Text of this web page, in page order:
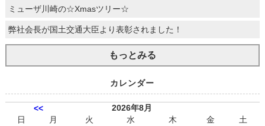
ミューザ川崎の☆Xmasツリー☆
弊社会長が国土交通大臣より表彰されました！
もっとみる
カレンダー
<<
2026年8月
日
月 火 水 木 金
土